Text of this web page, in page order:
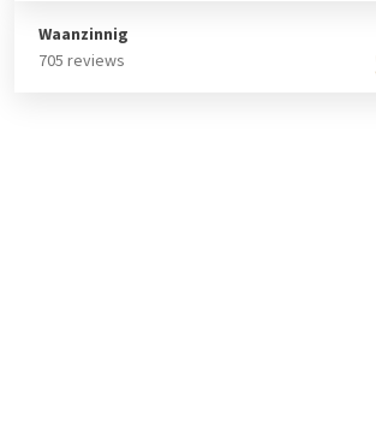
vergaderingen, bruiloften en feesten kunt
gloednieuwe zalencentrum.
Waanzinnig
705 reviews